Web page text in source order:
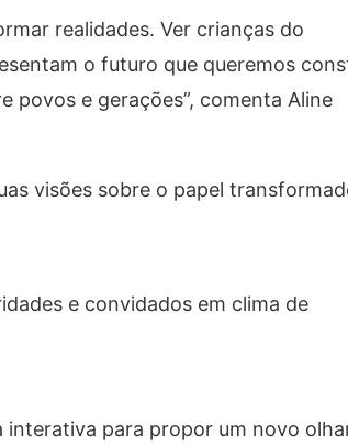
realidades. Ver crianças do
o futuro que queremos
povos e gerações”, comenta Aline
visões sobre o papel
e convidados em clima de
interativa para propor um novo